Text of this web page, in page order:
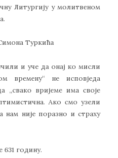
Литургију у молитвеном
Туркића
и уче да онај ко мисли
времену“ не исповједа
,,свако вријеме има своје
Ако смо узели
нам није поразно и страху
631 годину.